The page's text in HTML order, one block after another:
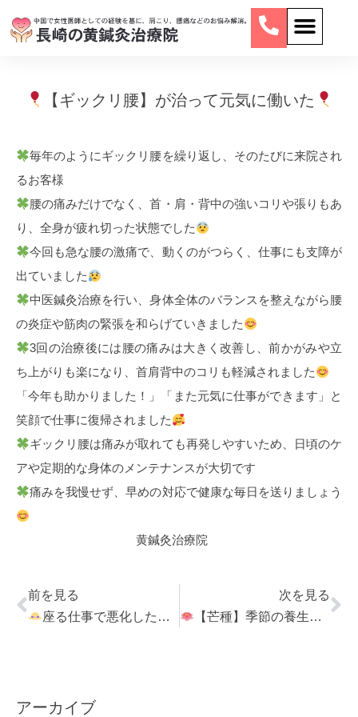
【ギックリ腰】が治って元気に働いた
毎年のようにギックリ腰を繰り返し、そのたびに来院され
るお客様
腰の痛みだけでなく、首・肩・背中の強いコリや張りもあ
り、全身が疲れ切った状態でした
今回も急な腰の激痛で、動くのがつらく、仕事にも支障が
出ていました
中医鍼灸治療を行い、身体全体のバランスを整えながら腰
の炎症や筋肉の緊張を和らげていきました
3回の治療後には腰の痛みは大きく改善し、前かがみや立
ち上がりも楽になり、首肩背中のコリも軽減されました
「今年も助かりました！」「また元気に仕事ができます」と
笑顔で仕事に復帰されました
ギックリ腰は痛みが取れても再発しやすいため、日頃のケ
アや定期的な身体のメンテナンスが大切です
痛みを我慢せず、早めの対応で健康な毎日を送りましょう
黄鍼灸治療院
前を見る
座る仕事で悪化した足の痛みが改善
次を見る
【芒種】季節の養生方法
アーカイブ